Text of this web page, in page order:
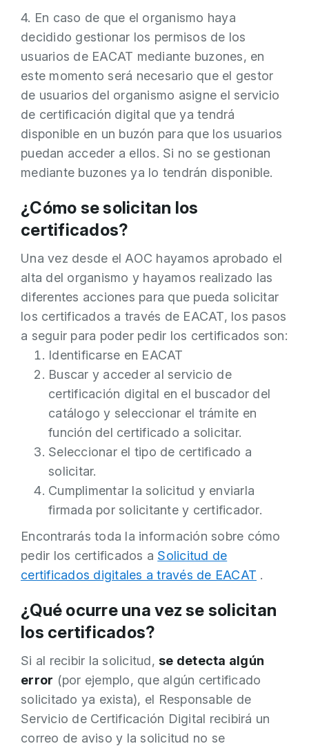
4. En caso de que el organismo haya
decidido gestionar los permisos de los
usuarios de EACAT mediante buzones, en
este momento será necesario que el gestor
de usuarios del organismo asigne el servicio
de certificación digital que ya tendrá
disponible en un buzón para que los usuarios
puedan acceder a ellos. Si no se gestionan
mediante buzones ya lo tendrán disponible.
¿Cómo se solicitan los
certificados?
Una vez desde el AOC hayamos aprobado el
alta del organismo y hayamos realizado las
diferentes acciones para que pueda solicitar
los certificados a través de EACAT, los pasos
a seguir para poder pedir los certificados son:
Identificarse en EACAT
Buscar y acceder al servicio de
certificación digital en el buscador del
catálogo y seleccionar el trámite en
función del certificado a solicitar.
Seleccionar el tipo de certificado a
solicitar.
Cumplimentar la solicitud y enviarla
firmada por solicitante y certificador.
Encontrarás toda la información sobre cómo
pedir los certificados a Solicitud de
certificados digitales a través de EACAT .
¿Qué ocurre una vez se solicitan
los certificados?
Si al recibir la solicitud, se detecta algún
error (por ejemplo, que algún certificado
solicitado ya exista), el Responsable de
Servicio de Certificación Digital recibirá un
correo de aviso y la solicitud no se